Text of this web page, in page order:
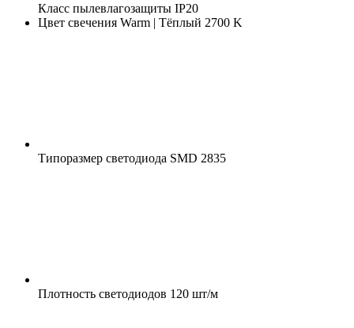
Класс пылевлагозащиты IP20
Цвет свечения Warm | Тёплый 2700 K
Типоразмер светодиода SMD 2835
Плотность светодиодов 120 шт/м